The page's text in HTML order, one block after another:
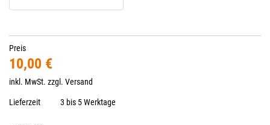
Preis
10,00 €
inkl. MwSt. zzgl. Versand
Lieferzeit 3 bis 5 Werktage